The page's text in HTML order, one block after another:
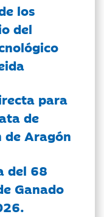
los
del
para
de
de Aragón
del 68
Ganado